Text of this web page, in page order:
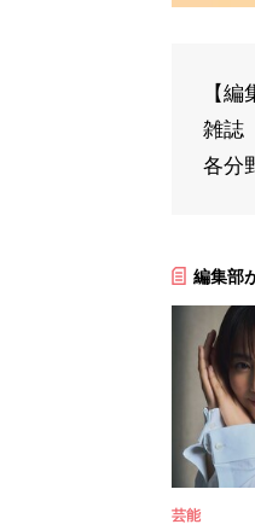
【編
雑誌
各分
編集部
芸能